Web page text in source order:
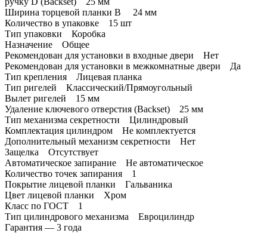
Ширина торцевой планки B 24 мм
Количество в упаковке 15 шт
Тип упаковки Коробка
Назначение Общее
Рекомендован для установки в входные двери Нет
Рекомендован для установки в межкомнатные двери Да
Тип крепления Лицевая планка
Тип ригелей Классический/Прямоугольный
Вылет ригелей 15 мм
Удаление ключевого отверстия (Backset) 25 мм
Тип механизма секретности Цилиндровый
Комплектация цилиндром Не комплектуется
Дополнительный механизм секретности Нет
Защелка Отсутствует
Автоматическое запирание Не автоматическое
Количество точек запирания 1
Покрытие лицевой планки Гальваника
Цвет лицевой планки Хром
Класс по ГОСТ 1
Тип цилиндрового механизма Евроцилиндр
Гарантия — 3 года